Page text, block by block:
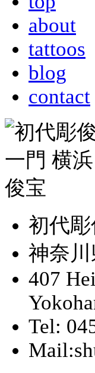
about
tattoos
blog
contact
初代
神奈
407
Tel: